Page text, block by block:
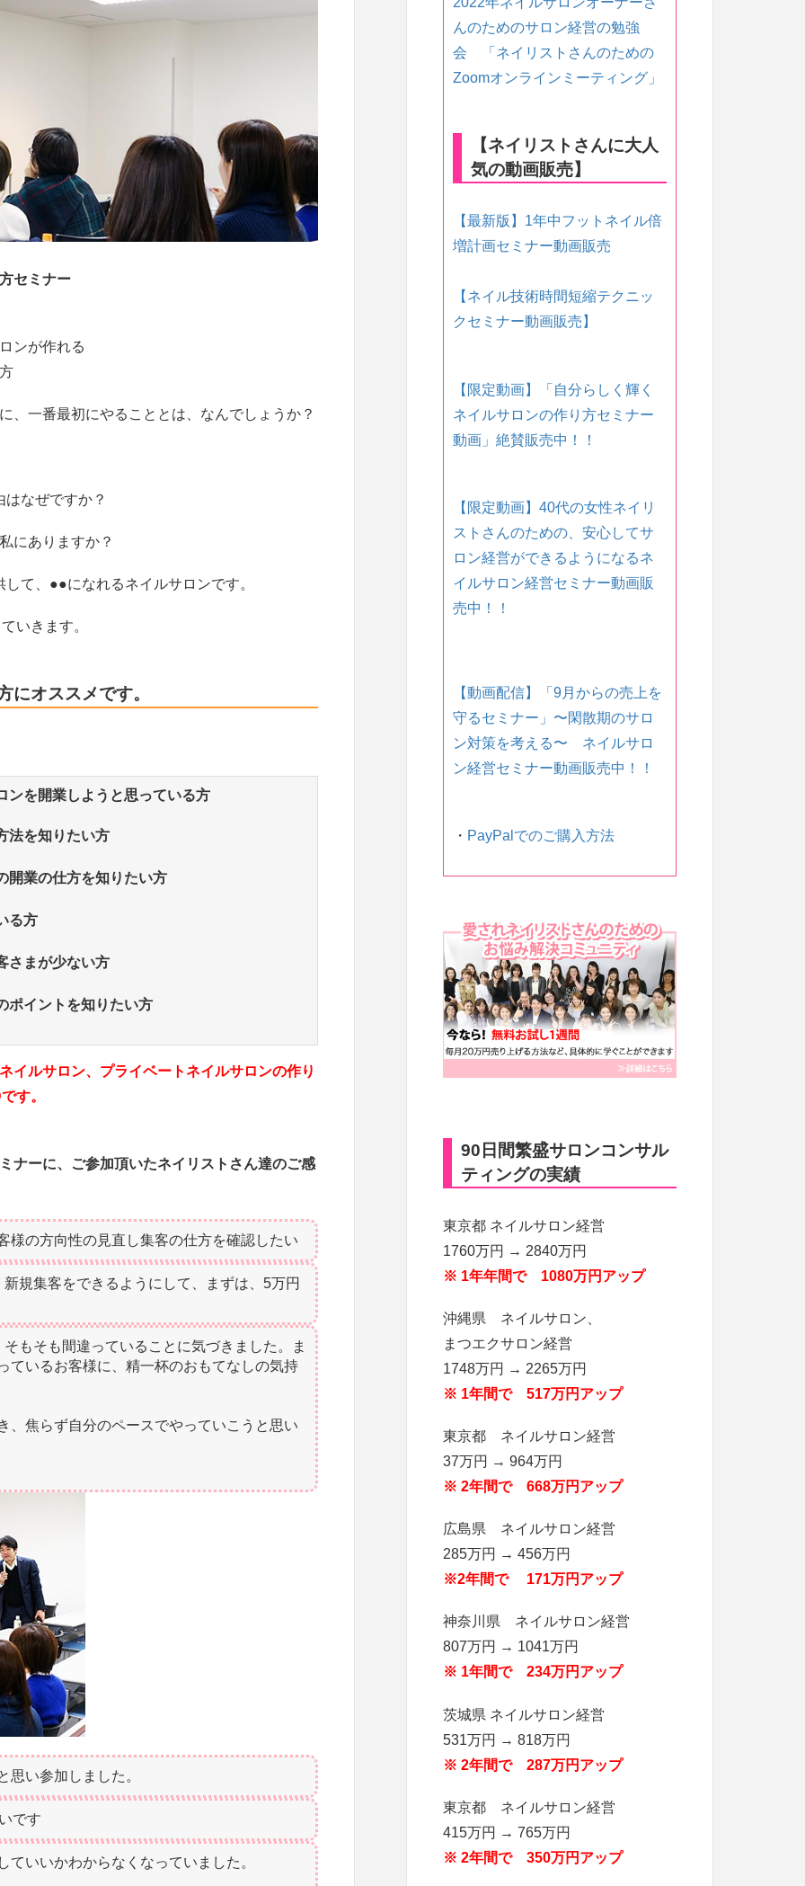
セミナー
ンが作れる
、一番最初にやることとは、なんでしょうか？
なぜですか？
にありますか？
て、●●になれるネイルサロンです。
いきます。
にオススメです。
ンを開業しようと思っている方
法を知りたい方
開業の仕方を知りたい方
る方
さまが少ない方
ポイントを知りたい方
イルサロン、プライベートネイルサロンの作り
す。
ナーに、ご参加頂いたネイリストさん達のご感
様の方向性の見直し集客の仕方を確認したい
規集客をできるようにして、まずは、5万円
もそも間違っていることに気づきました。ま
ているお客様に、精一杯のおもてなしの気持
、焦らず自分のペースでやっていこうと思い
思い参加しました。
です
いいかわからなくなっていました。
んのためのサロン経営の勉強
会 「ネイリストさんのための
Zoomオンラインミーティング」
【ネイリストさんに大人
気の動画販売】
【最新版】1年中フットネイル倍
増計画セミナー動画販売
【ネイル技術時間短縮テクニッ
クセミナー動画販売】
【限定動画】「自分らしく輝く
ネイルサロンの作り方セミナー
動画」絶賛販売中！！
【限定動画】40代の女性ネイリ
ストさんのための、安心してサ
ロン経営ができるようになるネ
イルサロン経営セミナー動画販
売中！！
【動画配信】「9月からの売上を
守るセミナー」〜 閑散期のサロ
ン対策を考える〜 ネイルサロ
ン経営セミナー動画販売中！！
・ PayPalでのご購入方法
90日間繁盛サロンコンサル
ティングの実績
東京都 ネイルサロン経営
1760万円 → 2840万円
※ 1年年間で 1080万円アップ
沖縄県 ネイルサロン、
まつエクサロン経営
1748万円 → 2265万円
※ 1年間で 517万円アップ
東京都 ネイルサロン経営
37万円 → 964万円
※ 2年間で 668万円アップ
広島県 ネイルサロン経営
285万円 → 456万円
※2年間で 171万円アップ
神奈川県 ネイルサロン経営
807万円 → 1041万円
※ 1年間で 234万円アップ
茨城県 ネイルサロン経営
531万円 → 818万円
※ 2年間で 287万円アップ
東京都 ネイルサロン経営
415万円 → 765万円
※ 2年間で 350万円アップ